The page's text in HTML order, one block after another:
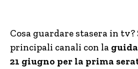
Cosa guardare stasera in tv?
principali canali con la
21 giugno per la prima